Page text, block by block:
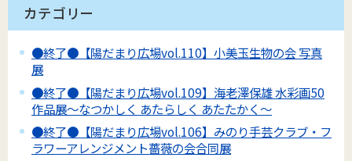
カテゴリー
●終了●【陽だまり広場vol.110】小美玉生物の会 写真
展
●終了●【陽だまり広場vol.109】海老澤保雄 水彩画50
作品展～なつかしく あたらしく あたたかく～
●終了●【陽だまり広場vol.106】みのり手芸クラブ・フ
ラワーアレンジメント薔薇の会合同展